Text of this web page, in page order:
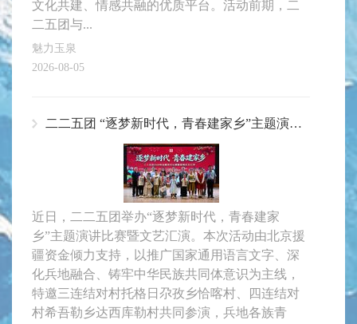
文化共建、情感共融的优质平台。活动前期，二
二五团与...
魅力玉泉
2026-08-05
二二五团 “逐梦新时代，青春建家乡”主题演讲比赛暨文艺汇演圆满落幕
近日，二二五团举办“逐梦新时代，青春建家
乡”主题演讲比赛暨文艺汇演。本次活动由北京援
疆资金倾力支持，以推广国家通用语言文字、深
化兵地融合、铸牢中华民族共同体意识为主线，
特邀三连结对村托格日尕孜乡恰喀村、四连结对
村希吾勒乡达西库勒村共同参演，兵地各族青